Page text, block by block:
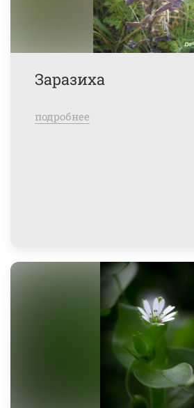
Заразиха
подробнее